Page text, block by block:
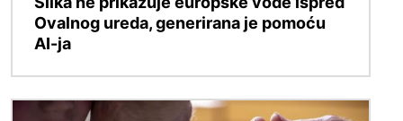
Ovalnog ureda, generirana je pomoću
AI-ja